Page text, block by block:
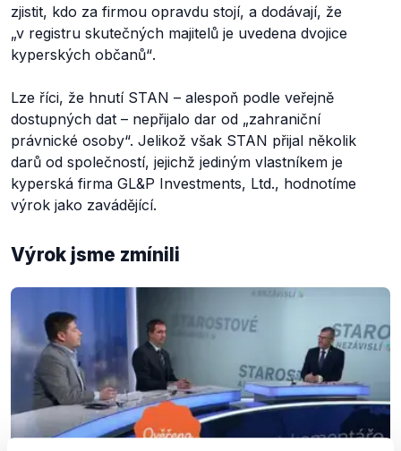
zjistit, kdo za firmou opravdu stojí, a dodávají, že
„v registru skutečných majitelů je uvedena dvojice
kyperských občanů“.
Lze říci, že hnutí STAN – alespoň podle veřejně
dostupných dat – nepřijalo dar od „zahraniční
právnické osoby“. Jelikož však STAN přijal několik
darů od společností, jejichž jediným vlastníkem je
kyperská firma GL&P Investments, Ltd., hodnotíme
výrok jako zavádějící.
Výrok jsme zmínili